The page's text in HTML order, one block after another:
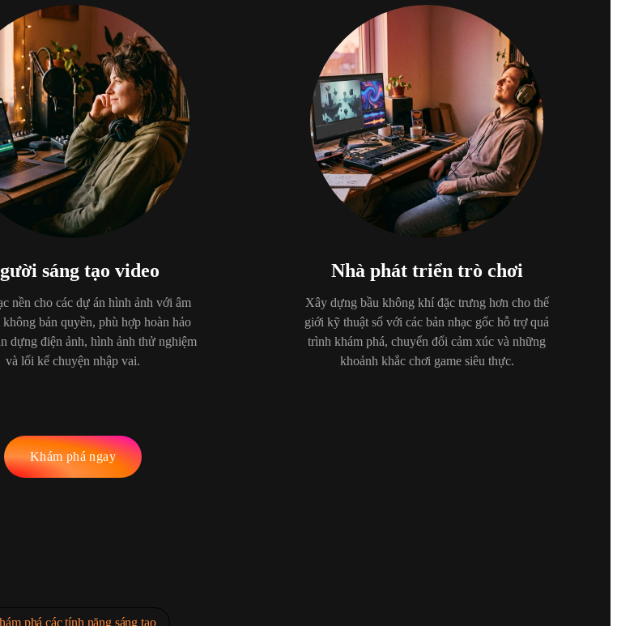
sáng tạo video
nền cho các dự án hình ảnh với âm
không bản quyền, phù hợp hoàn hảo
dựng điện ảnh, hình ảnh thử nghiệm
và lối kể chuyện nhập vai.
Nhà phát triển trò chơi
Xây dựng bầu không khí đặc trưng hơn cho thế
giới kỹ thuật số với các bản nhạc gốc hỗ trợ quá
trình khám phá, chuyển đổi cảm xúc và những
khoảnh khắc chơi game siêu thực.
Khám phá ngay
phá các tính năng sáng tạo